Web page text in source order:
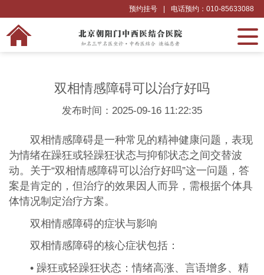
电话预约：010-85633088
预约挂号
双相情感障碍可以治疗好吗
发布时间：2025-09-16 11:22:35
双相情感障碍是一种常见的精神健康问题，表现
为情绪在躁狂或轻躁狂状态与抑郁状态之间交替波
动。关于“双相情感障碍可以治疗好吗”这一问题，答
案是肯定的，但治疗的效果因人而异，需根据个体具
体情况制定治疗方案。
双相情感障碍的症状与影响
双相情感障碍的核心症状包括：
• 躁狂或轻躁狂状态：情绪高涨、言语增多、精